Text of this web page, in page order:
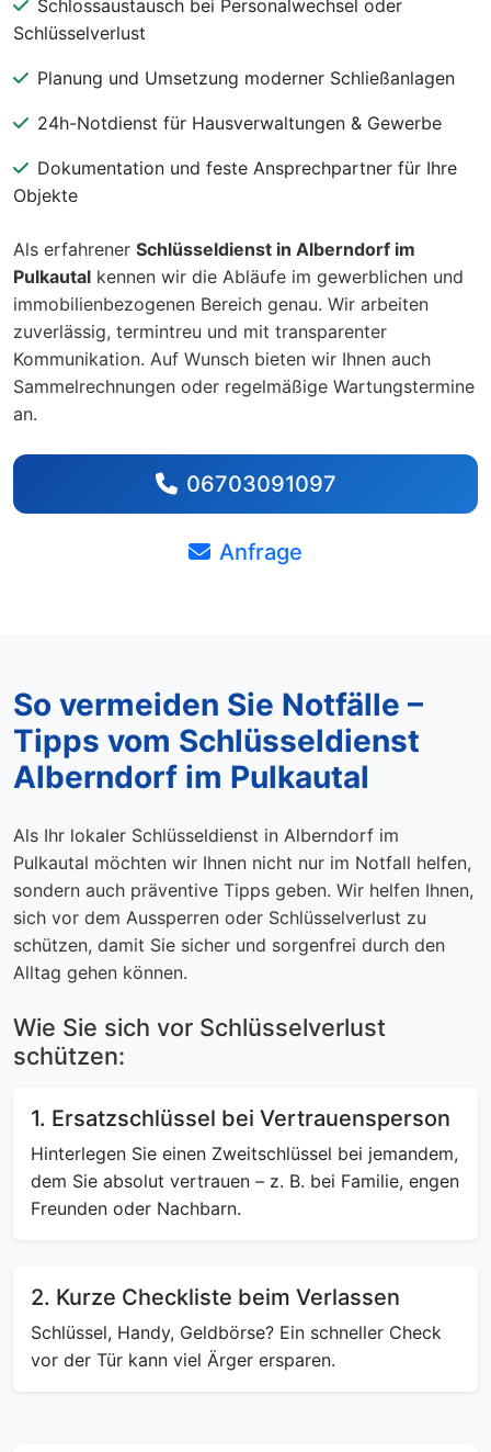
Schlossaustausch bei Personalwechsel oder
Schlüsselverlust
Planung und Umsetzung moderner Schließanlagen
24h-Notdienst für Hausverwaltungen & Gewerbe
Dokumentation und feste Ansprechpartner für Ihre
Objekte
Als erfahrener Schlüsseldienst in Alberndorf im
Pulkautal kennen wir die Abläufe im gewerblichen und
immobilienbezogenen Bereich genau. Wir arbeiten
zuverlässig, termintreu und mit transparenter
Kommunikation. Auf Wunsch bieten wir Ihnen auch
Sammelrechnungen oder regelmäßige Wartungstermine
an.
06703091097
Anfrage
So vermeiden Sie Notfälle –
Tipps vom Schlüsseldienst
Alberndorf im Pulkautal
Als Ihr lokaler Schlüsseldienst in Alberndorf im
Pulkautal möchten wir Ihnen nicht nur im Notfall helfen,
sondern auch präventive Tipps geben. Wir helfen Ihnen,
sich vor dem Aussperren oder Schlüsselverlust zu
schützen, damit Sie sicher und sorgenfrei durch den
Alltag gehen können.
Wie Sie sich vor Schlüsselverlust
schützen:
1. Ersatzschlüssel bei Vertrauensperson
Hinterlegen Sie einen Zweitschlüssel bei jemandem,
dem Sie absolut vertrauen – z. B. bei Familie, engen
Freunden oder Nachbarn.
2. Kurze Checkliste beim Verlassen
Schlüssel, Handy, Geldbörse? Ein schneller Check
vor der Tür kann viel Ärger ersparen.